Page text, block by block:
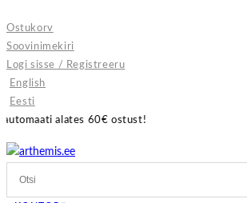
to
Ostukorv
Soovinimekiri
Logi sisse / Registreeru
English
Eesti
ostust!